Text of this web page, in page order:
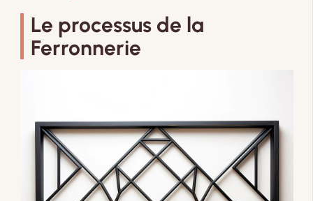
Le processus de la
Ferronnerie